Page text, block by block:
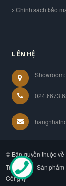
Chính sách bảo
LIÊN HỆ
© Bản quyền thuộc về
Trang chủ Sản phẩm
Công ty